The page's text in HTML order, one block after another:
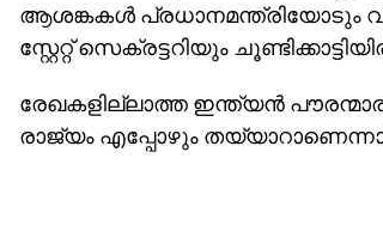
ആശങ്കകള്‍ പ്രധാനമന്ത്രിയോടും
സ്റ്റേറ്റ് സെക്രട്ടറിയും
രേഖകളില്ലാത്ത ഇന്ത്യന്‍
രാജ്യം എപ്പോഴും